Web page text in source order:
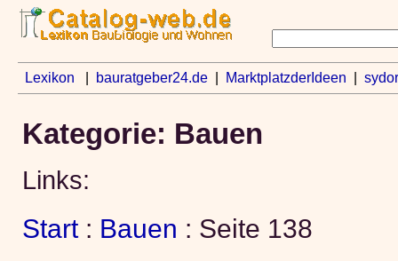
Lexikon bauratgeber24.de| MarktplatzderIdeen
Kategorie: Bauen
Links:
Start: Bauen : Seite 138